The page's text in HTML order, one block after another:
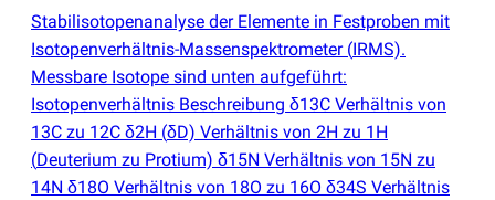
Stabilisotopenanalyse der Elemente in Festproben mit
Isotopenverhältnis-Massenspektrometer (IRMS).
Messbare Isotope sind unten aufgeführt:
Isotopenverhältnis Beschreibung δ13C Verhältnis von
13C zu 12C δ2H (δD) Verhältnis von 2H zu 1H
(Deuterium zu Protium) δ15N Verhältnis von 15N zu
14N δ18O Verhältnis von 18O zu 16O δ34S Verhältnis